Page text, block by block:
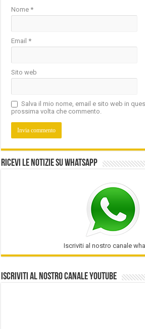
Nome*
Email*
Sito web
Salva il mio nome, email e sito web in
prossima volta che commento.
Ricevi le notizie su Whatsapp
Iscriviti al nostro canale
Iscriviti al nostro Canale Youtube